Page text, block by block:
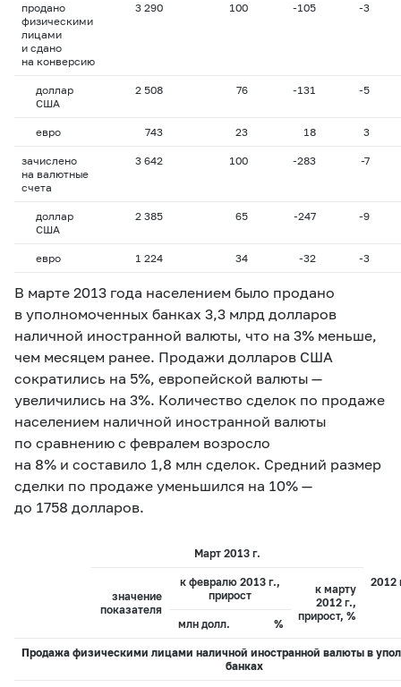
продано
физическими
лицами
и сдано
на конверсию
3 290 100 -105 -3
доллар
США
2 508 76 -131 -5
евро 743 23 18 3
зачислено
на валютные
счета
3 642 100 -283 -7
доллар
США
2 385 65 -247 -9
евро 1 224 34 -32 -3
В марте 2013 года населением было продано
в уполномоченных банках 3,3 млрд долларов
наличной иностранной валюты, что на 3% меньше,
чем месяцем ранее. Продажи долларов США
сократились на 5%, европейской валюты —
увеличились на 3%. Количество сделок по продаже
населением наличной иностранной валюты
по сравнению с февралем возросло
на 8% и составило 1,8 млн сделок. Средний размер
сделки по продаже уменьшился на 10% —
до 1758 долларов.
Март 2013 г.
2012
значение
показателя
к февралю 2013 г.,
прирост
к марту
2012 г.,
прирост, %
млн долл. %
Продажа физическими лицами наличной иностранной валюты в
банках